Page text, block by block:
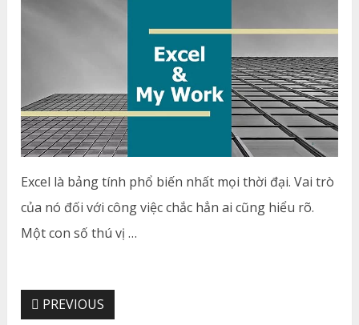
Excel là bảng tính phổ biến nhất mọi thời đại. Vai trò
của nó đối với công việc chắc hẳn ai cũng hiểu rõ.
Một con số thú vị …
PREVIOUS